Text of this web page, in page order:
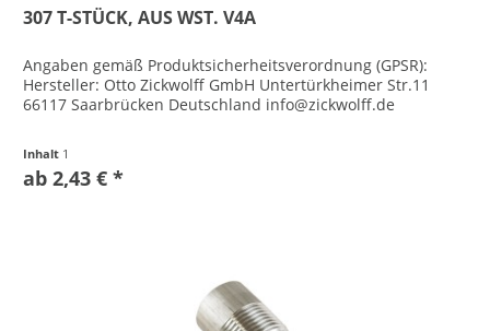
307 T-STÜCK, AUS WST. V4A
Angaben gemäß Produktsicherheitsverordnung (GPSR):
Hersteller: Otto Zickwolff GmbH Untertürkheimer Str.11
66117 Saarbrücken Deutschland info@zickwolff.de
Inhalt 1
ab 2,43 € *